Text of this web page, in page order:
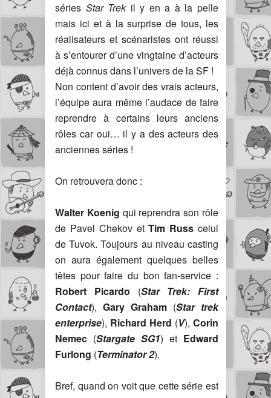
séries Star Trekil y en a à la pelle
mais ici et à la surprise de tous, les
réalisateurs et scénaristes ont réussi
à s’entourer d’une vingtaine d’acteurs
déjà connus dans l’univers de la SF !
Non content d’avoir des vrais acteurs,
l’équipe aura même l’audace de faire
reprendre à certains leurs anciens
rôles car oui… il y a des acteurs des
anciennes séries !
On retrouvera donc :
Walter Koenig qui reprendra son rôle
de Pavel Chekov etTim Russ celui
de Tuvok. Toujours au niveau casting
on aura également quelques belles
têtes pour faire du bon fan-service :
Robert Picardo (Star Trek: First
Contact), Gary Graham (Star trek
enterprise), Richard Herd (V), Corin
Nemec (Stargate SG1) et Edward
Furlong (Terminator 2).
Bref, quand on voit que cette série est